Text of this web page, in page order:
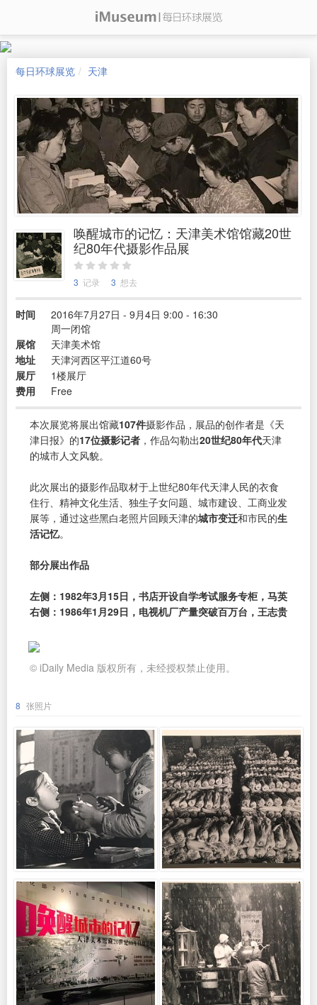
每日环球展览 天津
唤醒城市的记忆：天津美术馆馆藏20世
纪80年代摄影作品展
3 记录 3 想去
时间
2016年7月27日 - 9月4日 9:00 - 16:30
周一闭馆
展馆
天津美术馆
地址
天津河西区平江道60号
展厅
1楼展厅
费用
Free
本次展览将展出馆藏107件摄影作品，展品的创作者是《天
津日报》的17位摄影记者 ，作品勾勒出20世纪80年代天津
的城市人文风貌。
此次展出的摄影作品取材于上世纪80年代天津人民的衣食
住行、精神文化生活、独生子女问题、城市建设、工商业发
展等，通过这些黑白老照片回顾天津的城市变迁和市民的生
活记忆。
部分展出作品
左侧：1982年3月15日，书店开设自学考试服务专柜，马英
右侧：1986年1月29日，电视机厂产量突破百万台，王志贵
© iDaily Media 版权所有，未经授权禁止使用。
8 张照片